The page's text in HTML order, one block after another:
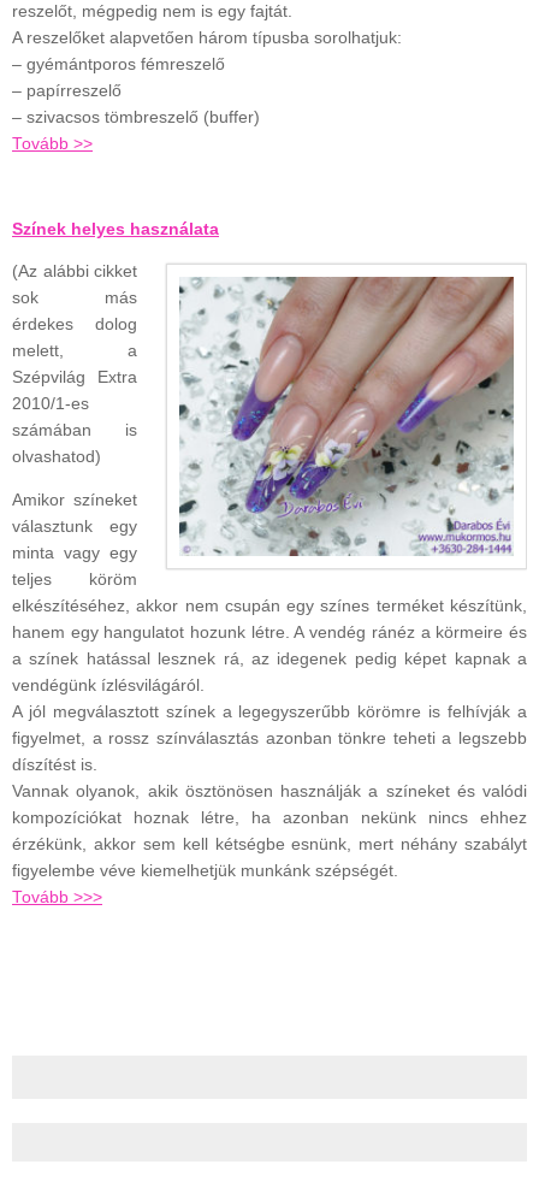
reszelőt, mégpedig nem is egy fajtát.
A reszelőket alapvetően három típusba sorolhatjuk:
– gyémántporos fémreszelő
– papírreszelő
– szivacsos tömbreszelő (buffer)
Tovább >>
Színek helyes használata
(Az alábbi cikket
sok más
érdekes dolog
melett, a
Szépvilág Extra
2010/1-es
számában is
olvashatod)
Amikor színeket
választunk egy
minta vagy egy
teljes köröm
elkészítéséhez, akkor nem csupán egy színes terméket készítünk,
hanem egy hangulatot hozunk létre. A vendég ránéz a körmeire és
a színek hatással lesznek rá, az idegenek pedig képet kapnak a
vendégünk ízlésvilágáról.
A jól megválasztott színek a legegyszerűbb körömre is felhívják a
figyelmet, a rossz színválasztás azonban tönkre teheti a legszebb
díszítést is.
Vannak olyanok, akik ösztönösen használják a színeket és valódi
kompozíciókat hoznak létre, ha azonban nekünk nincs ehhez
érzékünk, akkor sem kell kétségbe esnünk, mert néhány szabályt
figyelembe véve kiemelhetjük munkánk szépségét.
Tovább >>>